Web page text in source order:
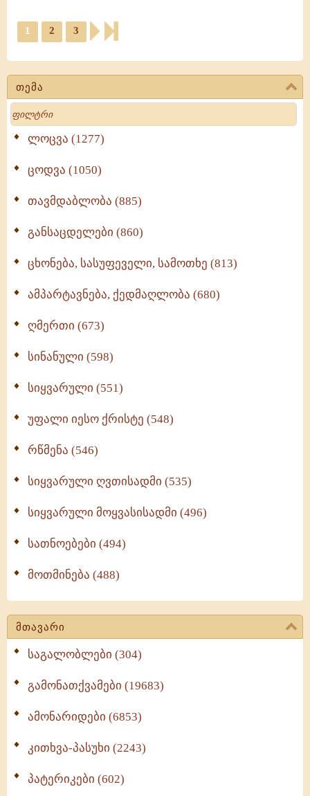
თემა
Search
ლოცვა (1277)
ცოდვა (1050)
თავმდაბლობა (885)
განსაცდელები (860)
ცხონება, სასუფეველი, სამოთხე (813)
ამპარტავნება, ქედმაღლობა (680)
ღმერთი (673)
სინანული (598)
სიყვარული (551)
უფალი იესო ქრისტე (548)
რწმენა (546)
სიყვარული ღვთისადმი (535)
სიყვარული მოყვასისადმი (496)
სათნოებები (494)
მოთმინება (488)
მთავარი
საგალობლები (304)
გამონათქვამები (19683)
ამონარიდები (6853)
კითხვა-პასუხი (2243)
პატერიკები (602)
1 2 3